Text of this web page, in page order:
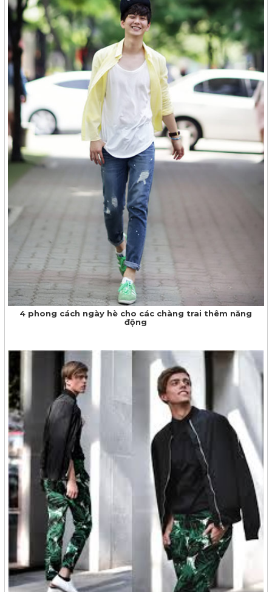
4 phong cách ngày hè cho các chàng trai thêm năng
động